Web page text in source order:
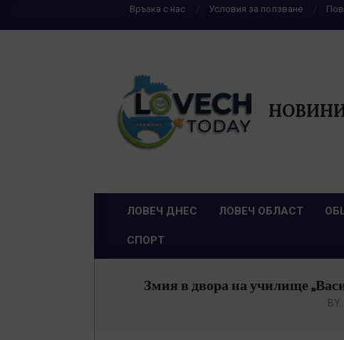
Връзка с нас Условия за ползване
Primary
ЛОВЕЧ ДНЕС ЛОВЕЧ ОБЛАСТ
СПОРТ
Змия в двора на училище
BY: